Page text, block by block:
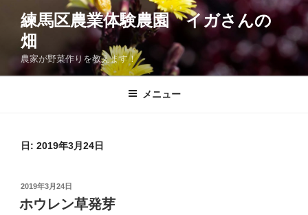
ツ
練馬区農業体験農園 イガさんの
畑
農家が野菜作りを教えます！
メニュー
日: 2019年3月24日
投
稿
日:
2019年3月24日
ホウレン草発芽